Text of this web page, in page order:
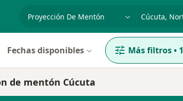
especialidad, enfermedad o nombrep. ej. Bogotá
Fechas disponibles Más filtros• 1
de mentón Cúcuta